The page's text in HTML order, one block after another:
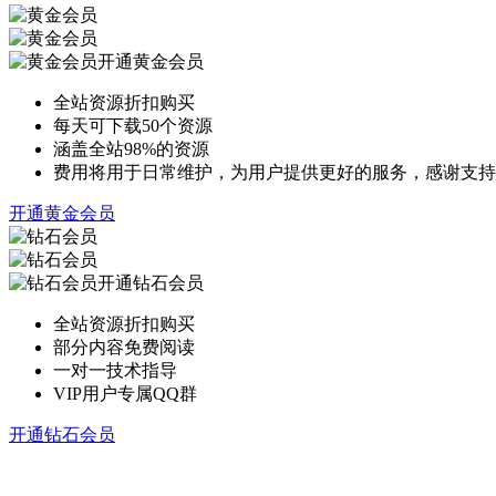
开通黄金会员
全站资源折扣购买
每天可下载50个资源
涵盖全站98%的资源
费用将用于日常维护，为用户提供更好的服务，感谢支持
开通黄金会员
开通钻石会员
全站资源折扣购买
部分内容免费阅读
一对一技术指导
VIP用户专属QQ群
开通钻石会员